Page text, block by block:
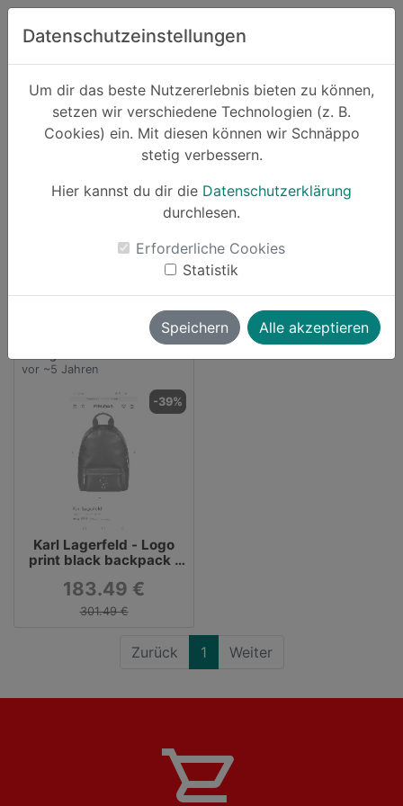
Zum Hauptinhalt springen
Datenschutzeinstellungen
Um dir das beste Nutzererlebnis bieten zu können,
setzen wir verschiedene Technologien (z. B.
Cookies) ein. Mit diesen können wir Schnäppo
stetig verbessern.
Hier kannst du dir die Datenschutzerklärung
durchlesen.
Erforderliche Cookies
Statistik
Speichern Alle akzeptieren
Suchen
Anbieter firusas
Schnäppchen von firusas
1 Angebot
Direkt zum Anbieter
vor ~5 Jahren
-39%
Karl Lagerfeld - Logo
print black backpack |
183.49 €
301.49 €
Zurück 1 Weiter
shopping_cart